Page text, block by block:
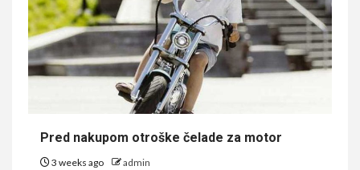
Pred nakupom otroške čelade za motor
3 weeks ago admin